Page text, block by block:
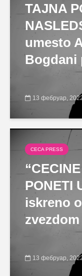
TAJNA
umesto
Bogdani
13 фебруар,
CECA PRESS
PONETI
iskreno
13 фебруар,